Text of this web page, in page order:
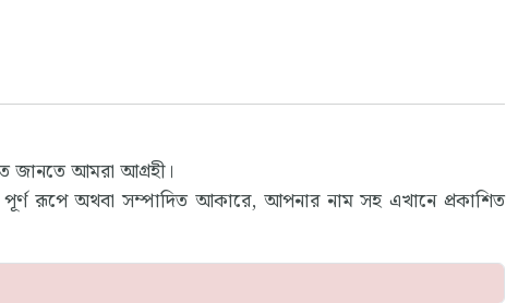
জানতে আমরা আগ্রহী।
রূপে অথবা সম্পাদিত আকারে, আপনার নাম সহ এখানে প্রকাশিত